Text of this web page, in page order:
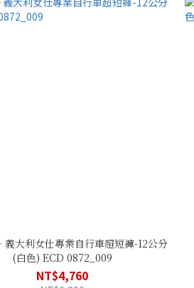
大利女仕專業自行車超短褲-12公分
(白色) ECD 0872_009
NT$4,760